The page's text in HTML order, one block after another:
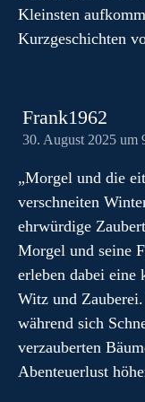
Kleinsten
Kurzgeschichten
Frank1962
30. August 2025 um
„Morgel und die
verschneiten
ehrwürdige
Morgel und seine
erleben dabei
Witz und
während sich
verzauberten
Abenteuerlust